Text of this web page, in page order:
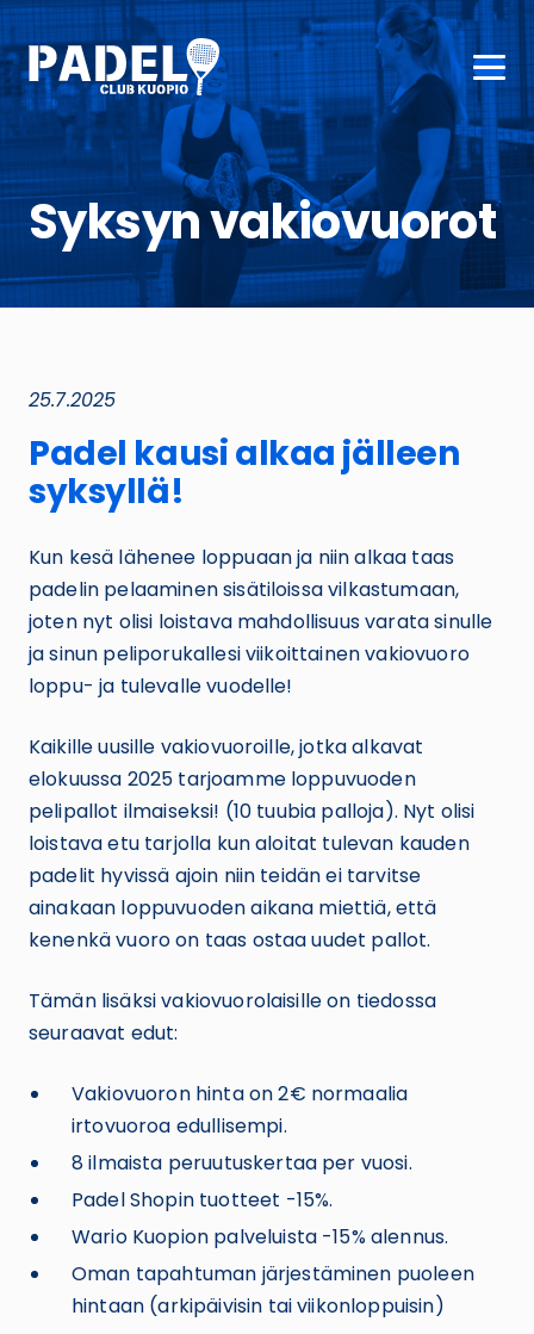
Syksyn vakiovuorot
25.7.2025
Padel kausi alkaa jälleen
syksyllä!
Kun kesä lähenee loppuaan ja niin alkaa taas
padelin pelaaminen sisätiloissa vilkastumaan,
joten nyt olisi loistava mahdollisuus varata sinulle
ja sinun peliporukallesi viikoittainen vakiovuoro
loppu- ja tulevalle vuodelle!
Kaikille uusille vakiovuoroille, jotka alkavat
elokuussa 2025 tarjoamme loppuvuoden
pelipallot ilmaiseksi! (10 tuubia palloja). Nyt olisi
loistava etu tarjolla kun aloitat tulevan kauden
padelit hyvissä ajoin niin teidän ei tarvitse
ainakaan loppuvuoden aikana miettiä, että
kenenkä vuoro on taas ostaa uudet pallot.
Tämän lisäksi vakiovuorolaisille on tiedossa
seuraavat edut:
Vakiovuoron hinta on 2€ normaalia
irtovuoroa edullisempi.
8 ilmaista peruutuskertaa per vuosi.
Padel Shopin tuotteet -15%.
Wario Kuopion palveluista -15% alennus.
Oman tapahtuman järjestäminen puoleen
hintaan (arkipäivisin tai viikonloppuisin)